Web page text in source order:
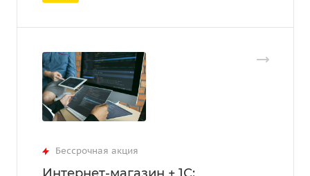
Бессрочная акция